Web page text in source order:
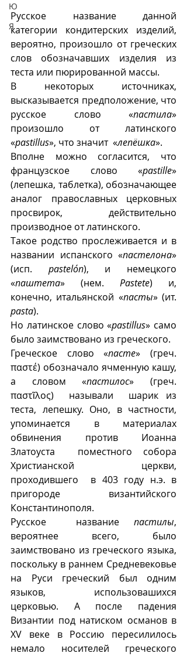
Ю
Я
Русское название данной
категории кондитерских изделий,
вероятно, произошло от греческих
слов обозначавших изделия из
теста или пюрированной массы.
В некоторых источниках,
высказывается предположение, что
русское слово «пастила»
произошло от латинского
«pastillus», что значит  «лепёшка».
Вполне можно согласится, что
французское слово «pastille»
(лепешка, таблетка), обозначающее
аналог  православных  церковных
просвирок, действительно
производное от латинского.
Такое родство прослеживается и в
названии испанского «пастелона»
(исп. pastelón), и немецкого
«паштета» (нем. Pastete) и,
конечно, итальянской «пасты
pasta).
Но латинское слово «pastillus» само
было заимствовано из греческого.
Греческое слово «пасте» (греч.
παστέ) обозначало ячменную кашу,
а словом «пастилос» (греч.
παστῖλος)  называли  шарик из
теста, лепешку. Оно, в частности,
упоминается в материалах
обвинения против Иоанна
Златоуста  поместного собора
Христианской церкви,
проходившего  в 403 году н.э. в
пригороде византийского
Константинополя.
Русское  название пастилы,
вероятнее всего, было
заимствовано из греческого языка,
поскольку в раннем Средневековье
на Руси греческий был одним
языков, использовашихся
церковью. А после падения
Византии под натиском османов в
XV веке в Россию пересилилось
немало носителей греческого